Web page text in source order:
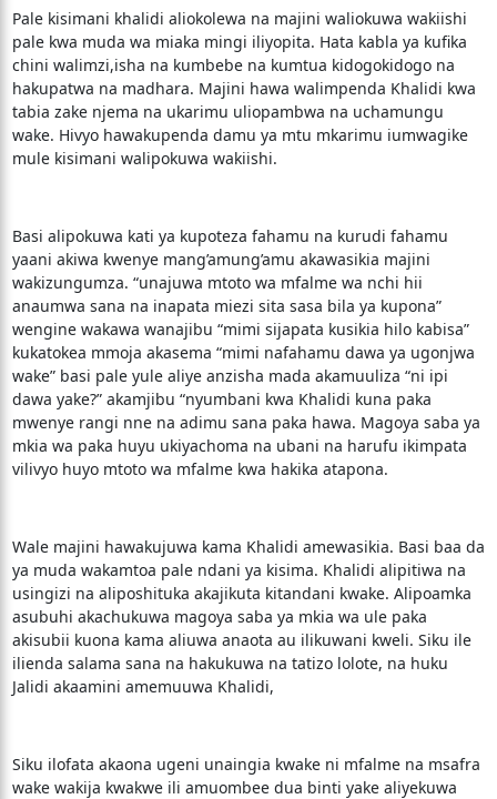
Pale kisimani khalidi aliokolewa na majini waliokuwa wakiishi
pale kwa muda wa miaka mingi iliyopita. Hata kabla ya kufika
chini walimzi,isha na kumbebe na kumtua kidogokidogo na
hakupatwa na madhara. Majini hawa walimpenda Khalidi kwa
tabia zake njema na ukarimu uliopambwa na uchamungu
wake. Hivyo hawakupenda damu ya mtu mkarimu iumwagike
mule kisimani walipokuwa wakiishi.
Basi alipokuwa kati ya kupoteza fahamu na kurudi fahamu
yaani akiwa kwenye mang’amung’amu akawasikia majini
wakizungumza. “unajuwa mtoto wa mfalme wa nchi hii
anaumwa sana na inapata miezi sita sasa bila ya kupona”
wengine wakawa wanajibu “mimi sijapata kusikia hilo kabisa”
kukatokea mmoja akasema “mimi nafahamu dawa ya ugonjwa
wake” basi pale yule aliye anzisha mada akamuuliza “ni ipi
dawa yake?” akamjibu “nyumbani kwa Khalidi kuna paka
mwenye rangi nne na adimu sana paka hawa. Magoya saba ya
mkia wa paka huyu ukiyachoma na ubani na harufu ikimpata
vilivyo huyo mtoto wa mfalme kwa hakika atapona.
Wale majini hawakujuwa kama Khalidi amewasikia. Basi baa da
ya muda wakamtoa pale ndani ya kisima. Khalidi alipitiwa na
usingizi na aliposhituka akajikuta kitandani kwake. Alipoamka
asubuhi akachukuwa magoya saba ya mkia wa ule paka
akisubii kuona kama aliuwa anaota au ilikuwani kweli. Siku ile
ilienda salama sana na hakukuwa na tatizo lolote, na huku
Jalidi akaamini amemuuwa Khalidi,
Siku ilofata akaona ugeni unaingia kwake ni mfalme na msafra
wake wakija kwakwe ili amuombee dua binti yake aliyekuwa